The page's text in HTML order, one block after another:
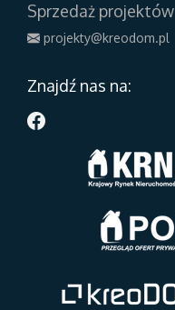
Sprzedaż projektów
projekty@kreodom.pl
Znajdź nas na: